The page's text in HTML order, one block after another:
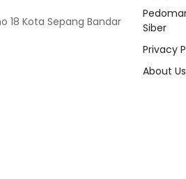
18 Kota Sepang Bandar
Siber
Privacy
About Us